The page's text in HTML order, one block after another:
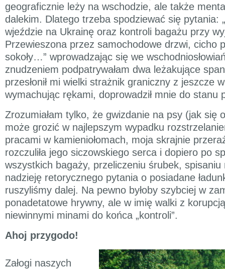
geograficznie leży na wschodzie, ale także
dalekim. Dlatego trzeba spodziewać się pytania:
wjeździe na Ukrainę oraz kontroli bagażu przy
Przewieszona przez samochodowe drzwi, cicho
sokoły…” wprowadzając się we
znudzeniem podpatrywałam dwa leżakujące
przesłonił mi wielki strażnik graniczny z jeszcze
wymachując rękami, doprowadził mnie do stanu
Zrozumiałam tylko, że gwizdanie na psy (jak się
może grozić w najlepszym wypadku
pracami w kamieniołomach, moja skrajnie
rozczuliła jego siczowskiego serca i dopiero po
wszystkich bagaży, przeliczeniu śrubek,
nadzieję retorycznego pytania o posiadane
ruszyliśmy dalej. Na pewno byłoby szybciej w
ponadetatowe hrywny, ale w imię walki z
niewinnymi minami do końca „kontroli”.
Ahoj przygodo!
Załogi naszych